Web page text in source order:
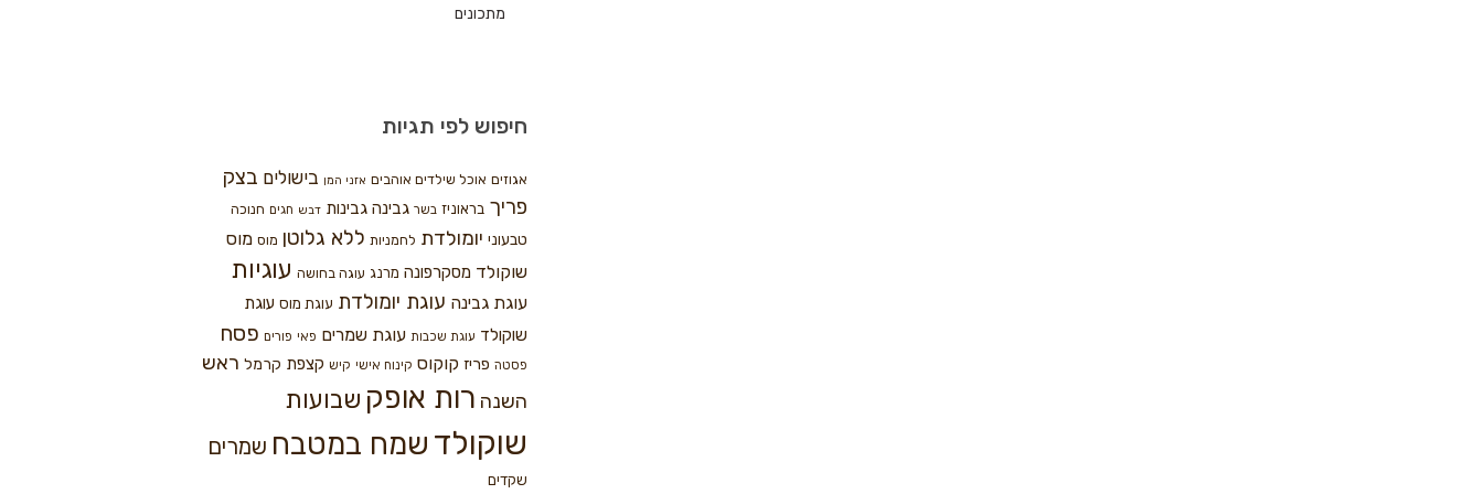
מתכונים
חיפוש לפי תגיות
אגוזים אוכל שילדים אוהבים אזני המן בישולים בצק
פריך בראוניז בשר גבינה גבינות דבש חגים חנוכה
טבעוני יומולדת לחמניות ללא גלוטן מוס מוס
שוקולד מסקרפונה מרנג עוגה בחושה עוגיות
עוגת גבינה עוגת יומולדת עוגת מוס עוגת
שוקולד עוגת שכבות עוגת שמרים פאי פורים פסח
פסטה פריז קוקוס קינוח אישי קיש קצפת קרמל ראש
השנה רות אופק שבועות
שוקולד שמח במטבח שמרים
שקדים